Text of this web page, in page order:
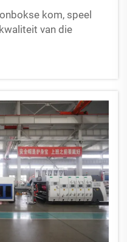
kom, speel
van die
of
sal die begrip van